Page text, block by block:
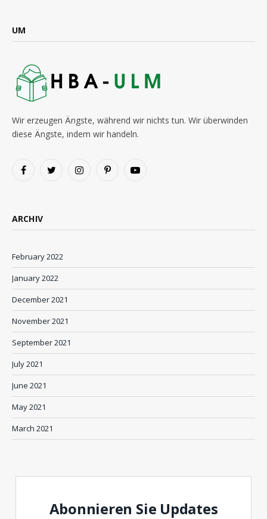
UM
Wir erzeugen Ängste, während wir nichts tun. Wir überwinden
diese Ängste, indem wir handeln.
FacebookTwitter InstagramPinterestYouTube
ARCHIV
February 2022
January 2022
December 2021
November 2021
September 2021
July 2021
June 2021
May 2021
March 2021
Abonnieren Sie Updates